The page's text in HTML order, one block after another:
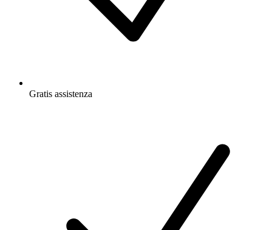
Gratis assistenza